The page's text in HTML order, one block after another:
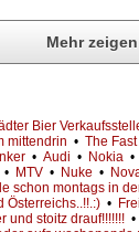
Mehr zeigen
Bier
mittendrin • The
• Audi • Nokia •
• MTV • Nuke •
schon montags in
Österreichs..!!.:) •
und stoitz drauf!!!!!!! •